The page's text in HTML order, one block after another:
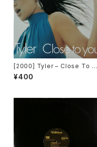
[2000] Tyler – Close To Yo
u [Belo Records]
¥400